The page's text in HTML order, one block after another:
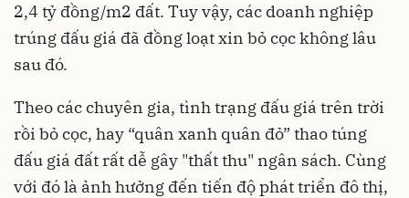
2,4 tỷ đồng/m2 đất. Tuy vậy, các doanh nghiệp
trúng đấu giá đã đồng loạt xin bỏ cọc không lâu
sau đó.
Theo các chuyên gia, tình trạng đấu giá trên trời
rồi bỏ cọc, hay “quân xanh quân đỏ” thao túng
đấu giá đất rất dễ gây "thất thu" ngân sách. Cùng
với đó là ảnh hưởng đến tiến độ phát triển đô thị,